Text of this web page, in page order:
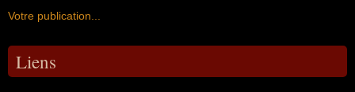
Votre publication...
Liens